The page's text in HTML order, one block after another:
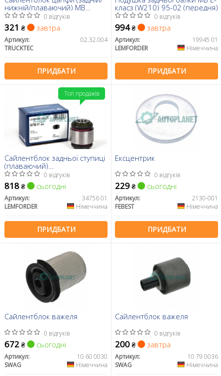
нижній/плаваючий) MB
(W124/W202/203/204/210/212/221)
0 відгуків
321 ₴ завтра
Артикул:
02.32.004
TRUCKTEC
ПРИДБАТИ
класз (W210) 95-02 (передня)
0 відгуків
994₴ завтра
Артикул:
19945 01
LEMFORDER
Німеччина
ПРИДБАТИ
Сайлентблок задньої ступиці
(плаваючий)
W201/202/203/124/210/140
0 відгуків
818 ₴ сьогодні
Артикул:
34756 01
LEMFORDER
Німеччина
ПРИДБАТИ
Топ продажів
Ексцентрик
0 відгуків
229 ₴ сьогодні
Артикул:
2130-001
FEBEST
Німеччина
ПРИДБАТИ
Сайлентблок важеля
0 відгуків
672 ₴ сьогодні
Артикул:
10 60 0030
SWAG
Німеччина
Сайлентблок важеля
0 відгуків
200 ₴ завтра
Артикул:
10 79 0036
SWAG
Німеччина